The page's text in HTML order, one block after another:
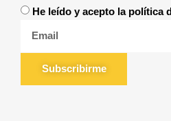
He leído y acepto la política
Subscribirme